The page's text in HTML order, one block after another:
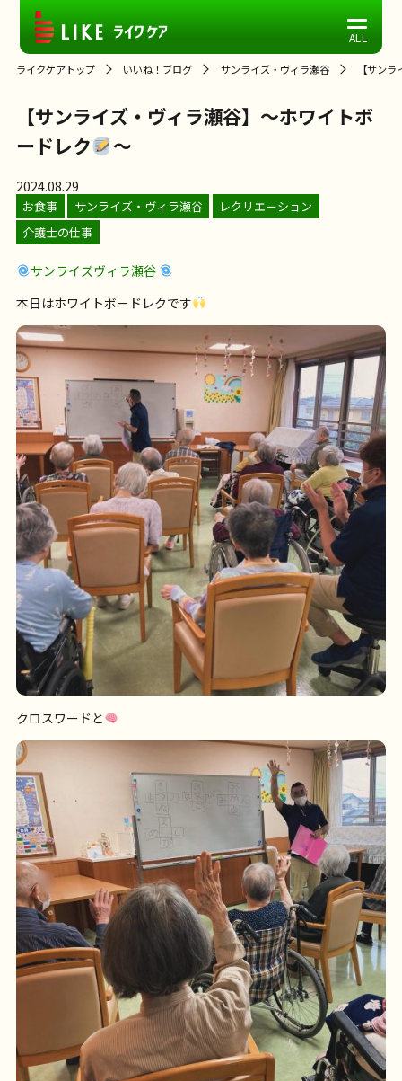
ライクケアトップ いいね！ブログ サンライズ・ヴィラ瀬谷 【サン
【サンライズ・ヴィラ瀬谷】～ホワイトボ
ードレク
～
2024.08.29
お食事 サンライズ・ヴィラ瀬谷
レクリエーション
介護士の仕事
サンライズヴィラ瀬谷
本日はホワイトボードレクです
クロスワードと